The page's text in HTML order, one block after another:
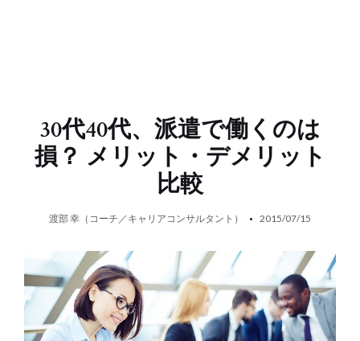
30代40代、派遣で働くのは
損？ メリット・デメリット
比較
渡部 幸（コーチ／キャリアコンサルタント） 2015/07/15